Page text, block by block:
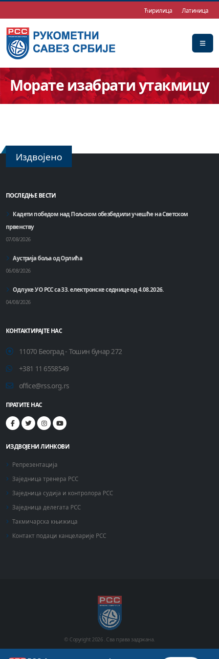
Ћирилица Латиница
Морате изабрати утакмицу
Издвојено
ПОСЛЕДЊЕ ВЕСТИ
Кадети победом над Пољском обезбедили учешће на Светском
првенству
07/08/2026
Аустрија боља од Орлића
06/08/2026
Одлуке УО РСС са 33. електронске седнице од 4.08.2026.
04/08/2026
КОНТАКТИРАЈТЕ НАС
11070 Београд - Тошин бунар 272
+381 11 6558549
office@rss.org.rs
ПРАТИТЕ НАС
ИЗДВОЈЕНИ ЛИНКОВИ
Репрезентација
Заједница тренера РСС
Заједница судија и контролора РСС
Заједница делегата РСС
Такмичарска књижица
Контакт подаци канцеларије РСС
© Copyright2026 . Сва права задржана.